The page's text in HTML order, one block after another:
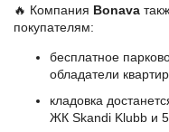
🔥 Компания Bonava
покупателям:
бесплатное
обладатели
кладовка
ЖК Skandi Klubb и